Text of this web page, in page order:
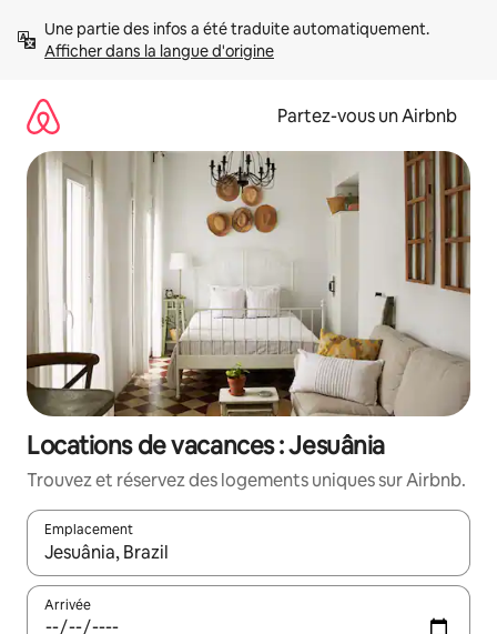
directement
Afficher dans la langue d'origine
Partez-vous un Airbnb
Locations de vacances : Jesuânia
Trouvez et réservez des logements uniques sur Airbnb.
Emplacement
Quand les résultats sont affichés, parcourez-les en utilisant
Arrivée